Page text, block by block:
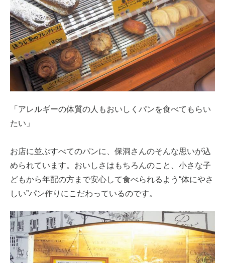
「アレルギーの体質の人もおいしくパンを食べてもらい
たい」
お店に並ぶすべてのパンに、保洞さんのそんな思いが込
められています。おいしさはもちろんのこと、小さな子
どもから年配の方まで安心して食べられるよう“体にやさ
しい”パン作りにこだわっているのです。